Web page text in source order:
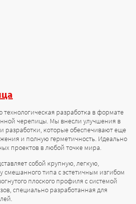
технологическая разработка в формате
черепицы. Мы внесли улучшения в
разработки, которые обеспечивают еще
и полную герметичность. Идеально
проектов в любой точке мира.
собой крупную, легкую,
типа с эстетичным изгибом
плоского профиля с системой
специально разработанная для